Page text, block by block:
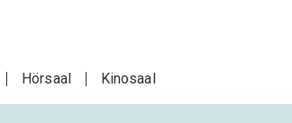
Hörsaal Kinosaal